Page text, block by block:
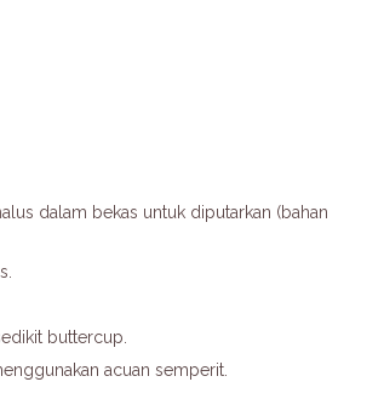
dalam bekas untuk diputarkan (bahan
buttercup.
acuan semperit.